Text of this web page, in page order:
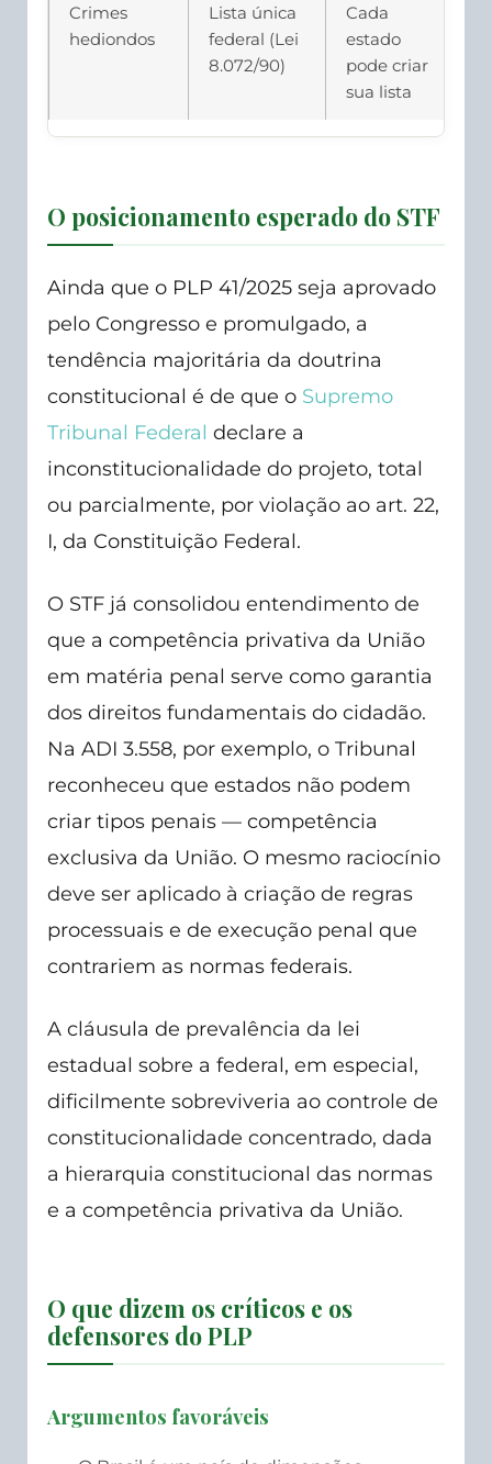
Crimes
hediondos
Lista única
federal (Lei
8.072/90)
Cada
estado
pode criar
sua lista
O posicionamento esperado do STF
Ainda que o PLP 41/2025 seja aprovado
pelo Congresso e promulgado, a
tendência majoritária da doutrina
constitucional é de que o Supremo
Tribunal Federal declare a
inconstitucionalidade do projeto, total
ou parcialmente, por violação ao art. 22,
I, da Constituição Federal.
O STF já consolidou entendimento de
que a competência privativa da União
em matéria penal serve como garantia
dos direitos fundamentais do cidadão.
Na ADI 3.558, por exemplo, o Tribunal
reconheceu que estados não podem
criar tipos penais — competência
exclusiva da União. O mesmo raciocínio
deve ser aplicado à criação de regras
processuais e de execução penal que
contrariem as normas federais.
A cláusula de prevalência da lei
estadual sobre a federal, em especial,
dificilmente sobreviveria ao controle de
constitucionalidade concentrado, dada
a hierarquia constitucional das normas
e a competência privativa da União.
O que dizem os críticos e os
defensores do PLP
Argumentos favoráveis